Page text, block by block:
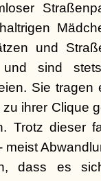
und
und sind
Sie tragen
ihrer Clique
Trotz dieser
dass es